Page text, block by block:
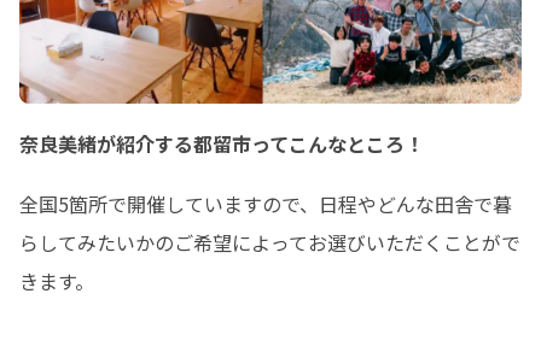
奈良美緒が紹介する都留市ってこんなところ！
全国5箇所で開催していますので、日程やどんな田舎で暮
らしてみたいかのご希望によってお選びいただくことがで
きます。